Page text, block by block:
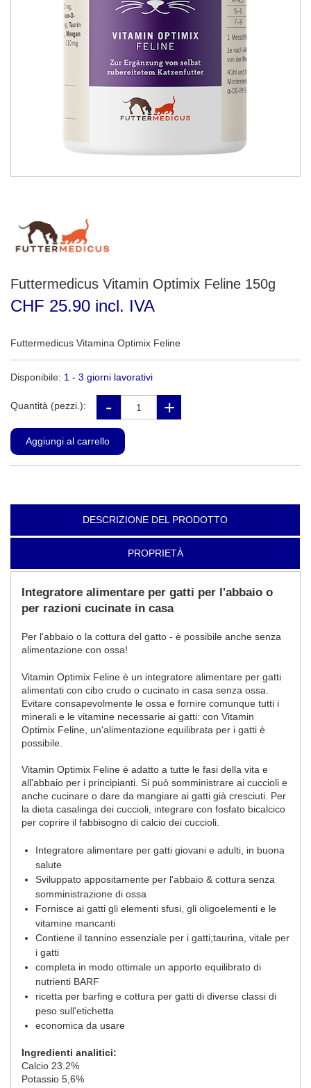
Futtermedicus Vitamin Optimix Feline 150g
CHF 25.90 incl. IVA
Futtermedicus Vitamina Optimix Feline
Disponibile: 1 - 3 giorni lavorativi
Quantità (pezzi.):
DESCRIZIONE DEL PRODOTTO
PROPRIETÀ
Integratore alimentare per gatti per l'abbaio o
per razioni cucinate in casa
Per l'abbaio o la cottura del gatto - è possibile anche senza
alimentazione con ossa!
Vitamin Optimix Feline è un integratore alimentare per gatti
alimentati con cibo crudo o cucinato in casa senza ossa.
Evitare consapevolmente le ossa e fornire comunque tutti i
minerali e le vitamine necessarie ai gatti: con Vitamin
Optimix Feline, un'alimentazione equilibrata per i gatti è
possibile.
Vitamin Optimix Feline è adatto a tutte le fasi della vita e
all'abbaio per i principianti. Si può somministrare ai cuccioli e
anche cucinare o dare da mangiare ai gatti già cresciuti. Per
la dieta casalinga dei cuccioli, integrare con fosfato bicalcico
per coprire il fabbisogno di calcio dei cuccioli.
Integratore alimentare per gatti giovani e adulti, in buona
salute
Sviluppato appositamente per l'abbaio & cottura senza
somministrazione di ossa
Fornisce ai gatti gli elementi sfusi, gli oligoelementi e le
vitamine mancanti
Contiene il tannino essenziale per i gatti;taurina, vitale per
i gatti
completa in modo ottimale un apporto equilibrato di
nutrienti BARF
ricetta per barfing e cottura per gatti di diverse classi di
peso sull'etichetta
economica da usare
Ingredienti analitici:
Calcio 23.2%
Potassio 5,6%